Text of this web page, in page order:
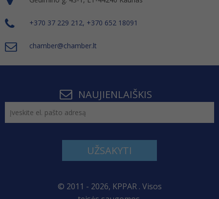
+370 37 229 212, +370 652 18091
chamber@chamber.lt
NAUJIENLAIŠKIS
UŽSAKYTI
© 2011 - 2026, KPPAR . Visos